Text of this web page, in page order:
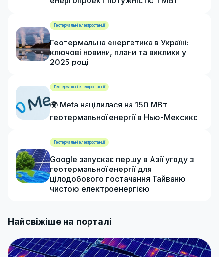
Геотермальні електростанції
Геотермальна енергетика в Україні:
ключові новини, плани та виклики у
2025 році
Геотермальні електростанції
🌍 Meta націлилася на 150 МВт
геотермальної енергії в Нью-Мексико
Геотермальні електростанції
Google запускає першу в Азії угоду з
геотермальної енергії для
цілодобового постачання Тайваню
чистою електроенергією
Найсвіжіше на порталі